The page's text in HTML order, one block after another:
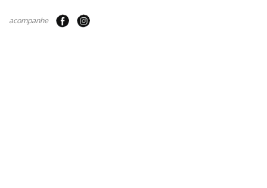
acompanhe